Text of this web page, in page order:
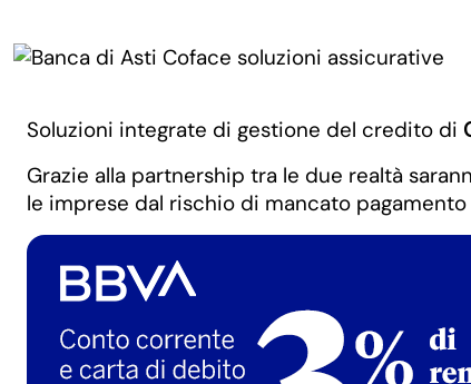
Soluzioni integrate di gestione del credito di
Grazie alla partnership tra le due realtà
le imprese dal rischio di mancato